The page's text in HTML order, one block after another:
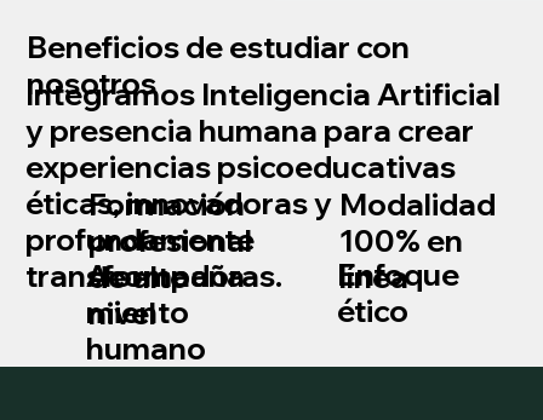
Beneficios de estudiar con
nosotros
Integramos Inteligencia Artificial
y presencia humana para crear
experiencias psicoeducativas
éticas, innovadoras y
profundamente
transformadoras.
Formación
profesional
de alto
nivel
Modalidad
100% en
línea
Acompaña
miento
humano
Enfoque
ético